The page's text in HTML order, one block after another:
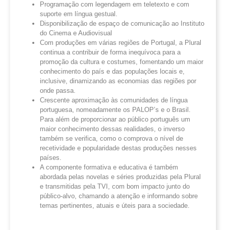
Programação com legendagem em teletexto e com
suporte em língua gestual.
Disponibilização de espaço de comunicação ao Instituto
do Cinema e Audiovisual
Com produções em várias regiões de Portugal, a Plural
continua a contribuir de forma inequívoca para a
promoção da cultura e costumes, fomentando um maior
conhecimento do país e das populações locais e,
inclusive, dinamizando as economias das regiões por
onde passa.
Crescente aproximação às comunidades de língua
portuguesa, nomeadamente os PALOP’s e o Brasil.
Para além de proporcionar ao público português um
maior conhecimento dessas realidades, o inverso
também se verifica, como o comprova o nível de
recetividade e popularidade destas produções nesses
países.
A componente formativa e educativa é também
abordada pelas novelas e séries produzidas pela Plural
e transmitidas pela TVI, com bom impacto junto do
público-alvo, chamando a atenção e informando sobre
temas pertinentes, atuais e úteis para a sociedade.